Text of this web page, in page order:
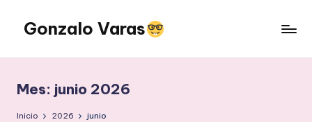
Saltar
contenido
Gonzalo Varas
que
la
tecnología
Mes: junio 2026
Inicio 2026 junio